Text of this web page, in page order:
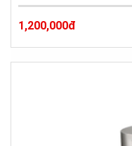
1,200,000đ